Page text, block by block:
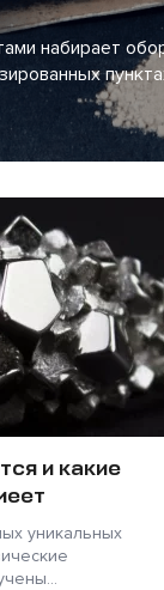
набирает
и какие
уникальных